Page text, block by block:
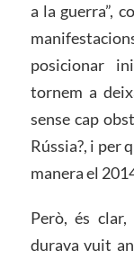
a la guerra”,
posicionar
tornem a
sense cap
Rússia?, i per
manera el
Però, és
durava vuit